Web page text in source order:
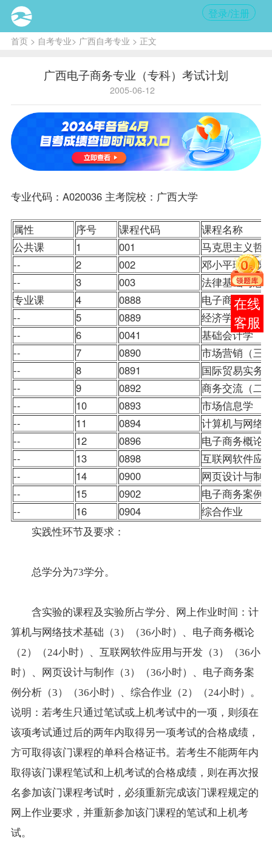
登录/注册
首页> 自考专业> 广西自考专业 > 正文
广西电子商务专业（专科）考试计划
2005-06-12
专业代码：A020036 主考院校：广西大学
属性 序号 课程代码
课程名称
公共课
1 001
马克思主义哲
--
2 002
邓小平理论概
--
3 003
法律基础与思
专业课
4 0888
电子商务英语
--
5 0889
经济学（二）
--
6 0041
基础会计学
--
7 0890
市场营销（三
--
8 0891 国际贸易实务
--
9 0892
商务交流（二
--
10 0893
市场信息学
--
11 0894
计算机与网络
--
12 0896
电子商务概论
--
13 0898
互联网软件应
--
14 0900
网页设计与制
--
15 0902
电子商务案例
--
16 0904 综合作业
实践性环节及要求：
总学分为73学分。
含实验的课程及实验所占学分、网上作业时间：计
算机与网络技术基础（3）（36小时）、电子商务概论
（2）（24小时）、互联网软件应用与开发（3）（36小
时）、网页设计与制作（3）（36小时）、电子商务案
例分析（3）（36小时）、综合作业（2）（24小时）。
说明：若考生只通过笔试或上机考试中的一项，则须在
该项考试通过后的两年内取得另一项考试的合格成绩，
方可取得该门课程的单科合格证书。若考生不能两年内
取得该门课程笔试和上机考试的合格成绩，则在再次报
名参加该门课程考试时，必须重新完成该门课程规定的
网上作业要求，并重新参加该门课程的笔试和上机考
试。
在线
客服